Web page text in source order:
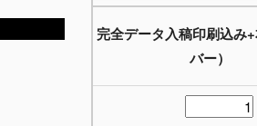
完全データ入稿印刷込み
バー）